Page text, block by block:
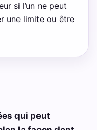
si l’un ne peut
une limite ou être
qui peut